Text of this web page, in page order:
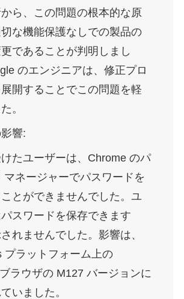
ら、この問題の根本的な原
な機能保護なしでの製品の
であることが判明しまし
のエンジニアは、修正プロ
開することでこの問題を軽
。
響:
たユーザーは、Chrome のパ
マネージャーでパスワードを
とができませんでした。ユ
スワードを保存できます
れませんでした。影響は、
プラットフォーム上の
ラウザの M127 バージョンに
いました。